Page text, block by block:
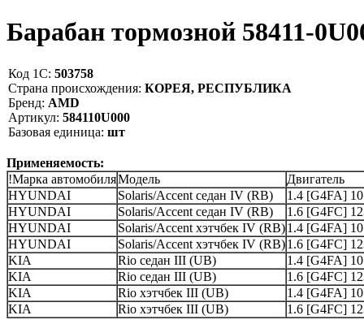
Барабан тормозной 58411-
Код 1С: 503758
Страна происхождения: КОРЕЯ, РЕСПУБЛИКА
Бренд: AMD
Артикул: 584110U000
Базовая единица: шт
Применяемость:
!Марка автомобиляМодель
Двигатель
HYUNDAI
Solaris/Accent седан IV (RB)
1.4 [G4FA]
HYUNDAI
Solaris/Accent седан IV (RB)
1.6 [G4FC]
HYUNDAI
Solaris/Accent хэтчбек IV (RB)1.4 [G4FA]
HYUNDAI
Solaris/Accent хэтчбек IV (RB)1.6 [G4FC]
KIA
Rio седан III (UB)
1.4 [G4FA]
KIA
Rio седан III (UB)
1.6 [G4FC]
KIA
Rio хэтчбек III (UB)
1.4 [G4FA]
KIA
Rio хэтчбек III (UB) 1.6 [G4FC]